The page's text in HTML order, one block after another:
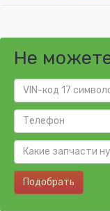
Не
Подобрать